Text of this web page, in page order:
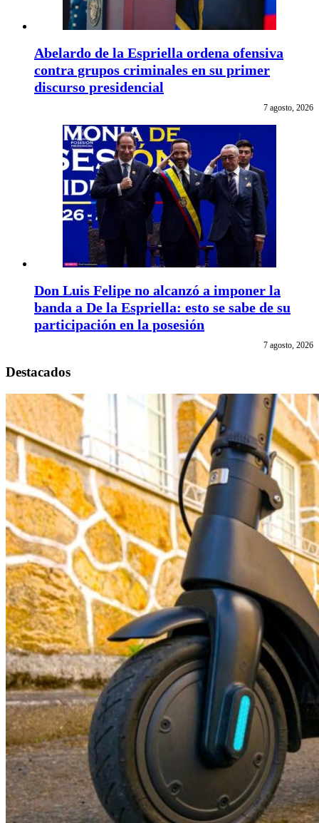
Abelardo de la Espriella ordena ofensiva
contra grupos criminales en su primer
discurso presidencial
7 agosto, 2026
Don Luis Felipe no alcanzó a imponer la
banda a De la Espriella: esto se sabe de su
participación en la posesión
7 agosto, 2026
Destacados